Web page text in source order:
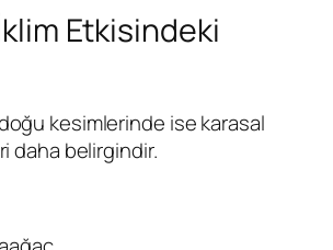
Etkisindeki
kesimlerinde ise karasal
daha belirgindir.